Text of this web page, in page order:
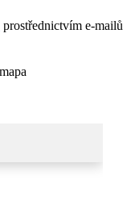
prostřednictvím e-mailů